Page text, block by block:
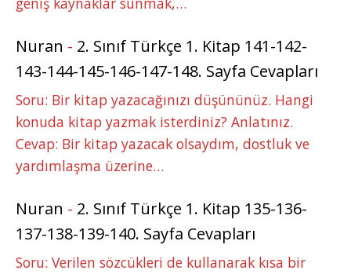
Nuran - 2. Sınıf Türkçe 1. Kitap 141-142-
143-144-145-146-147-148. Sayfa Cevapları
Soru: Bir kitap yazacağınızı düşününüz. Hangi
konuda kitap yazmak isterdiniz? Anlatınız.
Cevap: Bir kitap yazacak olsaydım, dostluk ve
yardımlaşma üzerine…
Nuran - 2. Sınıf Türkçe 1. Kitap 135-136-
137-138-139-140. Sayfa Cevapları
Soru: Verilen sözcükleri de kullanarak kısa bir